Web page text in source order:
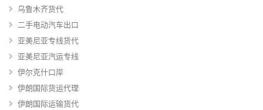
乌鲁木齐货代
二手电动汽车出口
亚美尼亚专线货代
亚美尼亚汽运专线
伊尔克什口岸
伊朗国际货运代理
伊朗国际运输货代